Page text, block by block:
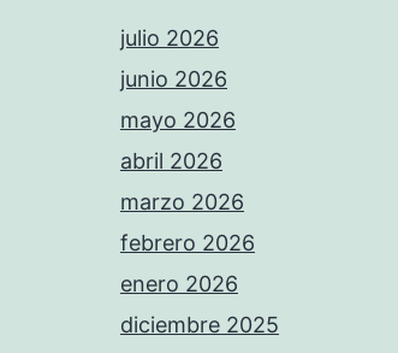
julio 2026
junio 2026
mayo 2026
abril 2026
marzo 2026
febrero 2026
enero 2026
diciembre 2025